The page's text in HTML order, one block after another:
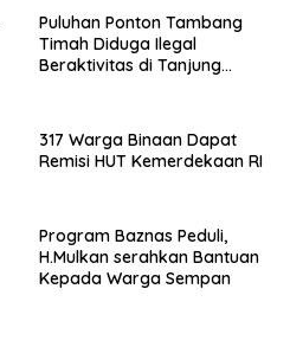
Puluhan Ponton Tambang
Timah Diduga Ilegal
Beraktivitas di Tanjung
317 Warga Binaan Dapat
Remisi HUT Kemerdekaan RI
Program Baznas Peduli,
H.Mulkan serahkan Bantuan
Kepada Warga Sempan